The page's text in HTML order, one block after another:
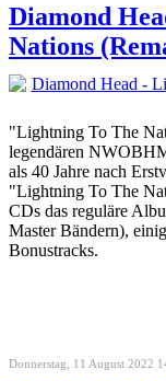
Diamond
Nations
"Lightning To The
legendären
als 40 Jahre nach
"Lightning To The
CDs das reguläre
Master Bändern),
Bonustracks.
Donnerstag, 11 August 2022